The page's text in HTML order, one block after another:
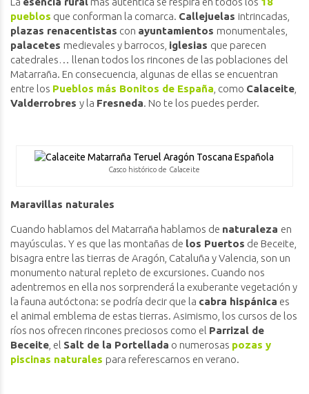
pueblos que conforman la comarca. Callejuelas intrincadas,
plazas renacentistas con ayuntamientos monumentales,
palacetes medievales y barrocos, iglesias que parecen
catedrales… llenan todos los rincones de las poblaciones del
Matarraña. En consecuencia, algunas de ellas se encuentran
entre los Pueblos más Bonitos de España , como Calaceite
Valderrobres y la Fresneda. No te los puedes perder.
Casco histórico de Calaceite
Maravillas naturales
Cuando hablamos del Matarraña hablamos de naturaleza en
mayúsculas. Y es que las montañas de los Puertos de Beceite,
bisagra entre las tierras de Aragón, Cataluña y Valencia, son un
monumento natural repleto de excursiones. Cuando nos
adentremos en ella nos sorprenderá la exuberante vegetación y
la fauna autóctona: se podría decir que la cabra hispánica es
el animal emblema de estas tierras. Asimismo, los cursos de los
ríos nos ofrecen rincones preciosos como el Parrizal de
Beceite , el Salt de la Portellada o numerosas pozas y
piscinas naturales para referescarnos en verano.